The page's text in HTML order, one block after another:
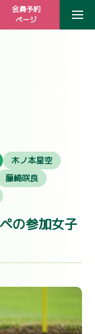
会員予約
ページ
木ノ本星空
藤崎咲良
の参加女子